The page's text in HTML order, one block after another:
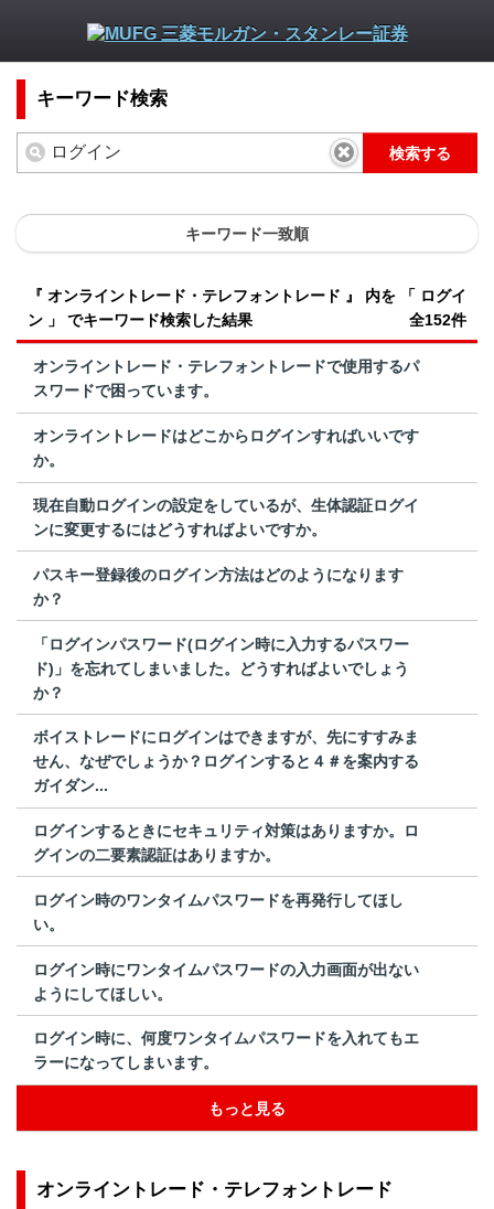
キーワード検索
検索する
キーワード一致順
『 オンライントレード・テレフォントレード 』 内を 「 ログイ
ン 」 でキーワード検索した結果
全152件
オンライントレード・テレフォントレードで使用するパ
スワードで困っています。
オンライントレードはどこからログインすればいいです
か。
現在自動ログインの設定をしているが、生体認証ログイ
ンに変更するにはどうすればよいですか。
パスキー登録後のログイン方法はどのようになります
か？
「ログインパスワード(ログイン時に入力するパスワー
ド)」を忘れてしまいました。どうすればよいでしょう
か？
ボイストレードにログインはできますが、先にすすみま
せん、なぜでしょうか？ログインすると４＃を案内する
ガイダン...
ログインするときにセキュリティ対策はありますか。ロ
グインの二要素認証はありますか。
ログイン時のワンタイムパスワードを再発行してほし
い。
ログイン時にワンタイムパスワードの入力画面が出ない
ようにしてほしい。
ログイン時に、何度ワンタイムパスワードを入れてもエ
ラーになってしまいます。
もっと見る
オンライントレード・テレフォントレード